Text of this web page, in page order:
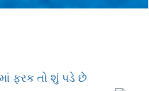
ફરક તો શું પડે છે